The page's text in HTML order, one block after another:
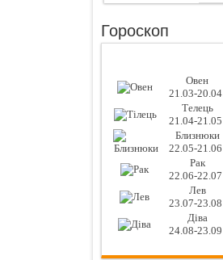
Гороскоп
Овен
21.03-20.04
Телець
21.04-21.05
Близнюки
22.05-21.06
Рак
22.06-22.07
Лев
23.07-23.08
Діва
24.08-23.09